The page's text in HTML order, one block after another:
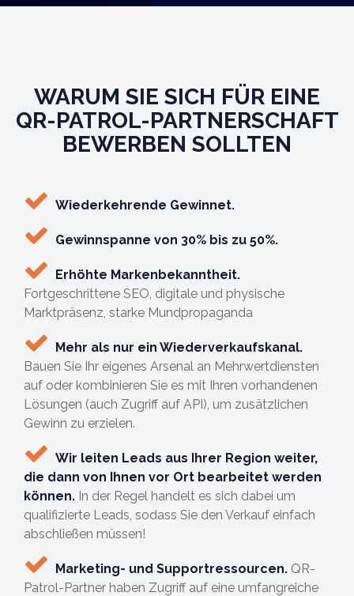
WARUM SIE SICH FÜR EINE
QR-PATROL-PARTNERSCHAFT
BEWERBEN SOLLTEN
Wiederkehrende Gewinnet.
Gewinnspanne von 30% bis zu 50%.
Erhöhte Markenbekanntheit.
Fortgeschrittene SEO, digitale und physische
Marktpräsenz, starke Mundpropaganda
Mehr als nur ein Wiederverkaufskanal.
Bauen Sie Ihr eigenes Arsenal an Mehrwertdiensten
auf oder kombinieren Sie es mit Ihren vorhandenen
Lösungen (auch Zugriff auf API), um zusätzlichen
Gewinn zu erzielen.
Wir leiten Leads aus Ihrer Region weiter,
die dann von Ihnen vor Ort bearbeitet werden
können. In der Regel handelt es sich dabei um
qualifizierte Leads, sodass Sie den Verkauf einfach
abschließen müssen!
Marketing- und Supportressourcen. QR-
Patrol-Partner haben Zugriff auf eine umfangreiche